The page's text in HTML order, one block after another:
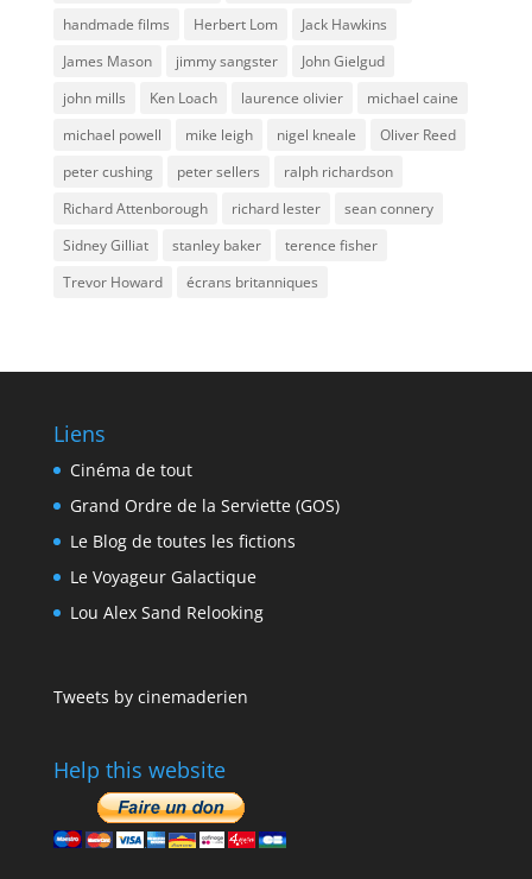
handmade films
Herbert Lom
Jack Hawkins
James Mason
jimmy sangster
John Gielgud
john mills
Ken Loach laurence olivier
michael caine
michael powell
mike leigh nigel kneale
Oliver Reed
peter cushing
peter sellers
ralph richardson
Richard Attenborough
richard lester
sean connery
Sidney Gilliat
stanley baker
terence fisher
Trevor Howard
écrans britanniques
Liens
Cinéma de tout
Grand Ordre de la Serviette (GOS)
Le Blog de toutes les fictions
Le Voyageur Galactique
Lou Alex Sand Relooking
Tweets by cinemaderien
Help this website